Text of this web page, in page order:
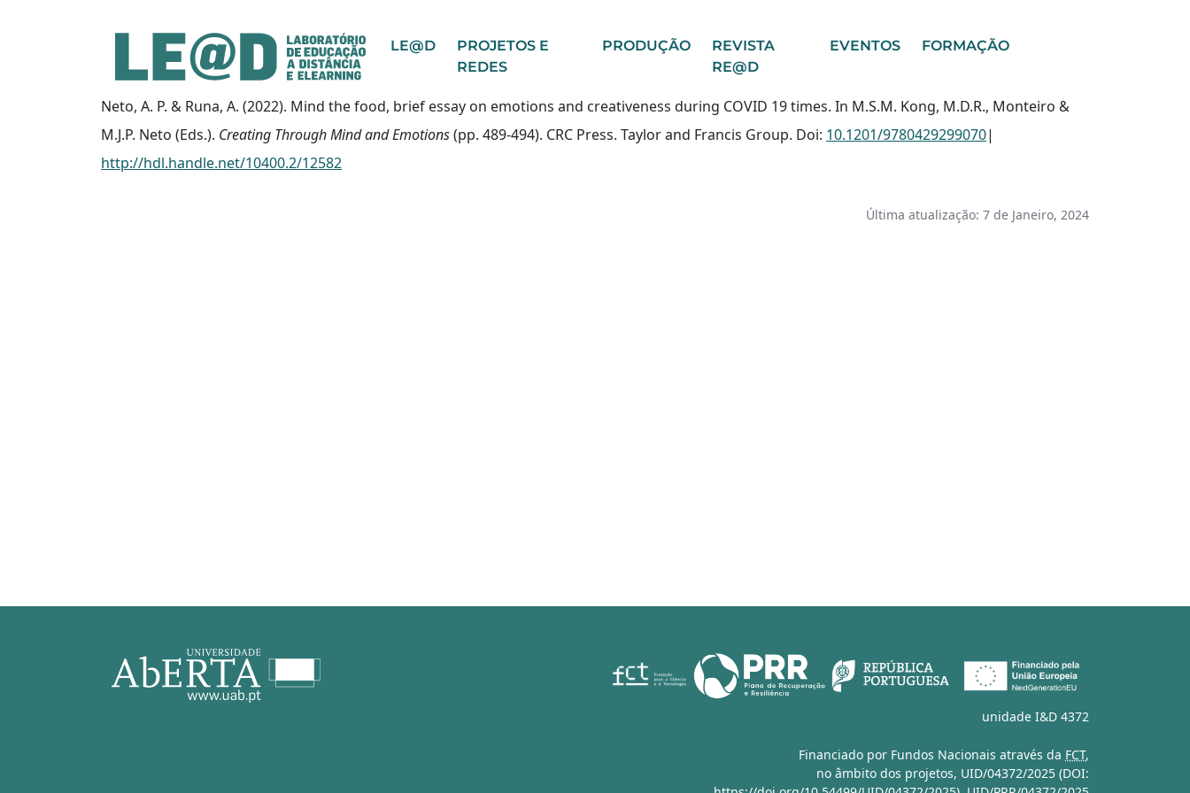
Ir para o conteúdo principal
Informações de acessibilidade LE@D
PROJETOS E
REDES
PRODUÇÃO
REVISTA
RE@D
EVENTOS FORMAÇÃO
Neto, A. P. & Runa, A. (2022). Mind the food, brief essay on emotions and creativeness during COVID 19 times. In M.S.M. Kong, M.D.R., Monteiro &
M.J.P. Neto (Eds.). Creating Through Mind and Emotions(pp. 489-494). CRC Press. Taylor and Francis Group. Doi: 10.1201/9780429299070|
http://hdl.handle.net/10400.2/12582
Última atualização: 7 de Janeiro, 2024
unidade I&D 4372
Financiado por Fundos Nacionais através da FCT,
no âmbito dos projetos, UID/04372/2025 (DOI: